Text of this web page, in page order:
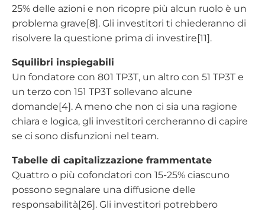
25% delle azioni e non ricopre più alcun ruolo è un
problema grave[8]. Gli investitori ti chiederanno di
risolvere la questione prima di investire[11].
Squilibri inspiegabili
Un fondatore con 801 TP3T, un altro con 51 TP3T e
un terzo con 151 TP3T sollevano alcune
domande[4]. A meno che non ci sia una ragione
chiara e logica, gli investitori cercheranno di capire
se ci sono disfunzioni nel team.
Tabelle di capitalizzazione frammentate
Quattro o più cofondatori con 15-25% ciascuno
possono segnalare una diffusione delle
responsabilità[26]. Gli investitori potrebbero